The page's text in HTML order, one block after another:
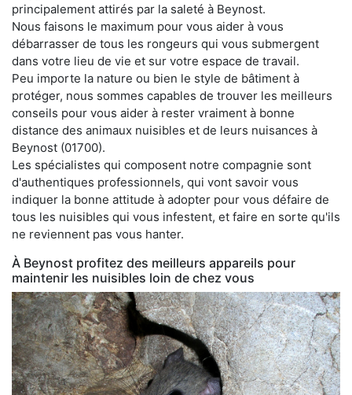
principalement attirés par la saleté à Beynost.
Nous faisons le maximum pour vous aider à vous
débarrasser de tous les rongeurs qui vous submergent
dans votre lieu de vie et sur votre espace de travail.
Peu importe la nature ou bien le style de bâtiment à
protéger, nous sommes capables de trouver les meilleurs
conseils pour vous aider à rester vraiment à bonne
distance des animaux nuisibles et de leurs nuisances à
Beynost (01700).
Les spécialistes qui composent notre compagnie sont
d'authentiques professionnels, qui vont savoir vous
indiquer la bonne attitude à adopter pour vous défaire de
tous les nuisibles qui vous infestent, et faire en sorte qu'ils
ne reviennent pas vous hanter.
À Beynost profitez des meilleurs appareils pour
maintenir les nuisibles loin de chez vous